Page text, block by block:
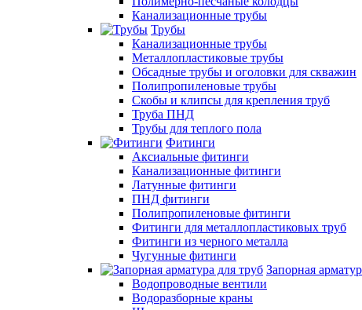
Канализационные трубы
Трубы
Канализационные трубы
Металлопластиковые трубы
Обсадные трубы и оголовки для скважин
Полипропиленовые трубы
Скобы и клипсы для крепления труб
Труба ПНД
Трубы для теплого пола
Фитинги
Аксиальные фитинги
Канализационные фитинги
Латунные фитинги
ПНД фитинги
Полипропиленовые фитинги
Фитинги для металлопластиковых труб
Фитинги из черного металла
Чугунные фитинги
Запорная
Водопроводные вентили
Водоразборные краны